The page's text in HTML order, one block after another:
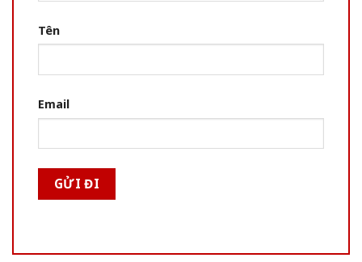
Tên
Email